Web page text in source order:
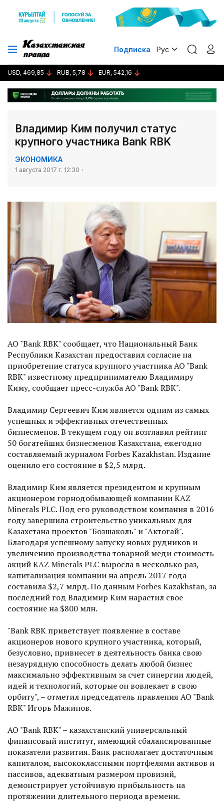
Подписка Рус
USD, 469,85 RUB, 5,78 EUR, 542,16
Владимир Ким получил статус
крупного участника Bank RBK
ЭКОНОМИКА
1 августа 2017 г. 12:30
АО "Bank RBK" сообщает, что Национальный Банк
Республики Казахстан предоставил согласие на
приобретение статуса крупного участника АО "Bank
RBK" известному предпринимателю Владимиру
Киму, сообщает пресс-служба АО "Bank RBK".
Владимир Сергеевич Ким является одним из самых
успешных и эффективных отечественных
бизнесменов. В текущем году он возглавил рейтинг
50 богатейших бизнесменов Казахстана, ежегодно
составляемый журналом Forbes Kazakhstan. Издание
оценило его состояние в $2,5 млрд.
Владимир Ким является президентом и крупным
акционером горнодобывающей компании KAZ
Minerals PLC. Под его руководством компания в 2016
году завершила строительство уникальных для
Казахстана проектов "Бозшаколь" и "Актогай".
Благодаря успешному запуску новых рудников и
увеличению производства товарной меди стоимость
акций KAZ Minerals PLC выросла в несколько раз,
капитализация компании на апрель 2017 года
составила $2,7 млрд. По данным Forbes Kazakhstan, за
последний год Владимир Ким нарастил свое
состояние на $800 млн.
"Bank RBK приветствует появление в составе
акционеров нового крупного участника, который,
безусловно, привнесет в деятельность банка свою
незаурядную способность делать любой бизнес
максимально эффективным за счет синергии людей,
идей и технологий, которые он вовлекает в свою
орбиту", – отметил председатель правления АО "Bank
RBK" Игорь Мажинов.
АО "Bank RBK" – казахстанский универсальный
финансовый институт, имеющий сбалансированные
показатели развития. Банк располагает достаточным
капиталом, высококлассными портфелями активов и
пассивов, адекватным размером провизий,
демонстрирует устойчивую прибыльность на
протяжении длительного периода времени.